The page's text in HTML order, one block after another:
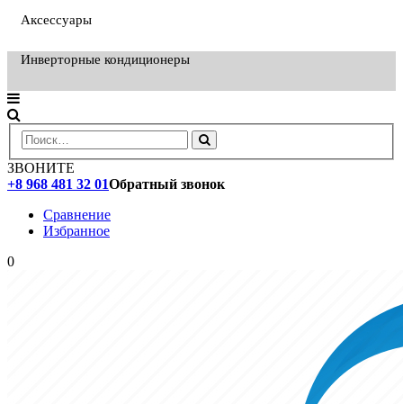
Аксессуары
Инверторные кондиционеры
ЗВОНИТЕ
+8 968 481 32 01Обратный звонок
Сравнение
Избранное
0